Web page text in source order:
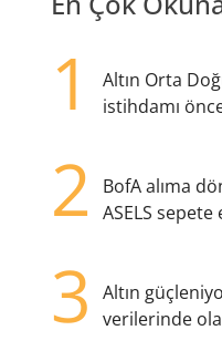
1
Altın Orta
istihdamı
2
BofA alıma
ASELS sepete
3
Altın
verilerinde